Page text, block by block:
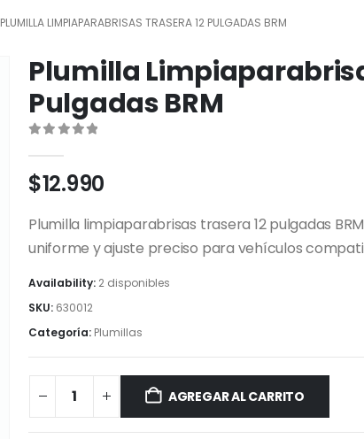
PLUMILLA LIMPIAPARABRISAS TRASERA 12 PULGADAS BRM
Plumilla
Pulgadas BRM
$12.990
Plumilla limpiaparabrisas trasera 12 pulgadas
uniforme y ajuste preciso para vehículos
Availability: 2 disponibles
SKU: 630012
Categoría: Plumillas
AGREGAR AL CARRITO